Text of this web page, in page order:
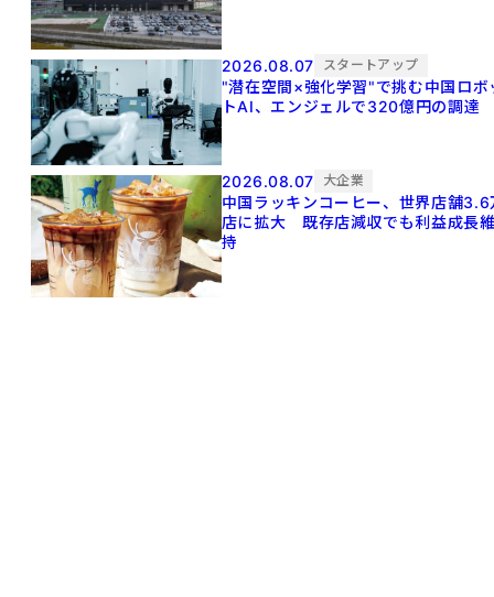
2026.08.07 スタートアップ
"潜在空間×強化学習"で挑む中国ロボ
トAI、エンジェルで320億円の調達
2026.08.07 大企業
中国ラッキンコーヒー、世界店舗3.6
店に拡大 既存店減収でも利益成長
持